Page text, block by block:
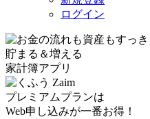
ログイン
貯まる＆増える
家計簿アプリ
プレミアムプランは
Web申し込みが一番お得！